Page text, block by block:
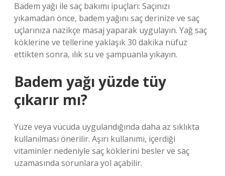
Badem yağı ile saç bakımı ipuçları: Saçınızı
yıkamadan önce, badem yağını saç derinize ve saç
uçlarınıza nazikçe masaj yaparak uygulayın. Yağ saç
köklerine ve tellerine yaklaşık 30 dakika nüfuz
ettikten sonra, ılık su ve şampuanla yıkayın.
Badem yağı yüzde tüy
çıkarır mı?
Yüze veya vücuda uygulandığında daha az sıklıkta
kullanılması önerilir. Aşırı kullanımı, içerdiği
vitaminler nedeniyle saç köklerini besler ve saç
uzamasında sorunlara yol açabilir.